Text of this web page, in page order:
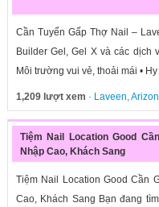
Cần Tuyển Gấp Thợ Nail –
Builder Gel, Gel X và các dịch
Môi trường vui vẻ, thoải mái •
1,209 lượt xem · Laveen,
Tiệm Nail Location Good
Nhập Cao, Khách Sang
Tiệm Nail Location Good Cần
Cao, Khách Sang Bạn đang